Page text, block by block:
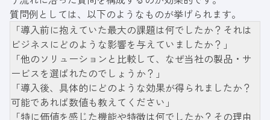
質問例としては、以下のようなものが挙げられます。
「導入前に抱えていた最大の課題は何でしたか？それは
ビジネスにどのような影響を与えていましたか？」
「他のソリューションと比較して、なぜ当社の製品・サ
ービスを選ばれたのでしょうか？」
「導入後、具体的にどのような効果が得られましたか？
可能であれば数値も教えてください」
「特に価値を感じた機能や特徴は何でしたか？その理由